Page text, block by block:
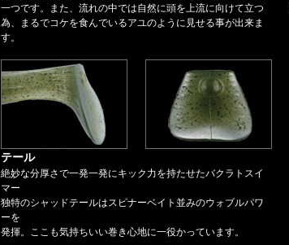
一つです。また、流れの中では自然に頭を上流に向けて立つ
為、まるでコケを食んでいるアユのように見せる事が出来ま
す。
テール
絶妙な分厚さで一発一発にキック力を持たせたバクラトスイ
マー
独特のシャッドテールはスピナーベイト並みのウォブルパワ
ーを
発揮。ここも気持ちいい巻き心地に一役かっています。